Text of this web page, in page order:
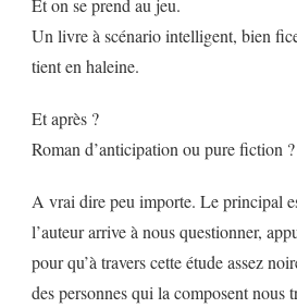
Et on se prend au jeu.
Un livre à scénario intelligent, bien
tient en haleine.
Et après ?
Roman d’anticipation ou pure fiction ?
A vrai dire peu importe. Le principal
l’auteur arrive à nous questionner,
pour qu’à travers cette étude assez
des personnes qui la composent nous